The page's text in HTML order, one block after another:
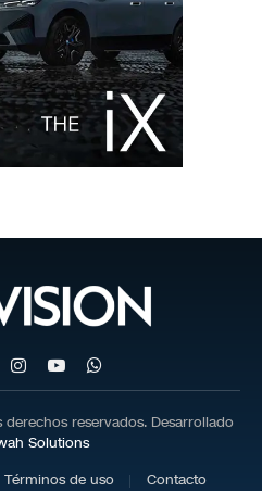
Instagram
YouTubeWhatsApp
reservados. Desarrollado
Solutions
Términos de uso Contacto